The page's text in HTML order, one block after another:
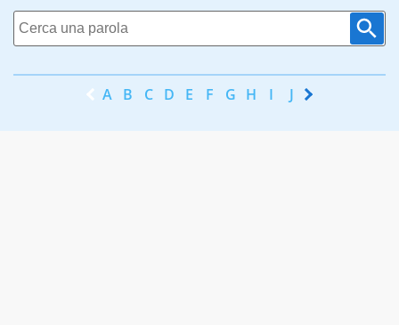
A B C D E F G H I J K